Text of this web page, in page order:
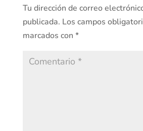
Tu dirección de correo
publicada. Los campos
marcados con *